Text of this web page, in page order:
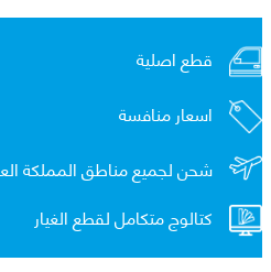
قطع اصلية
اسعار منافسة
شحن لجميع مناطق المملكة
كتالوج متكامل لقطع الغيار